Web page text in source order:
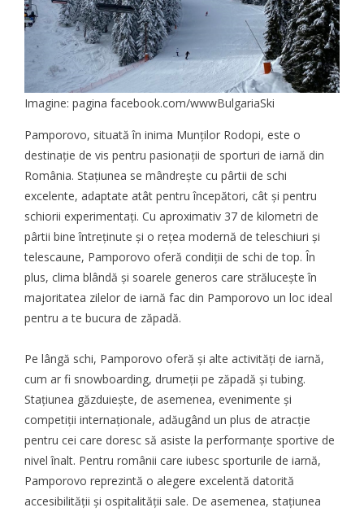
Imagine: pagina facebook.com/wwwBulgariaSki
Pamporovo, situată în inima Munților Rodopi, este o
destinație de vis pentru pasionații de sporturi de iarnă din
România. Stațiunea se mândrește cu pârtii de schi
excelente, adaptate atât pentru începători, cât și pentru
schiorii experimentați. Cu aproximativ 37 de kilometri de
pârtii bine întreținute și o rețea modernă de teleschiuri și
telescaune, Pamporovo oferă condiții de schi de top. În
plus, clima blândă și soarele generos care strălucește în
majoritatea zilelor de iarnă fac din Pamporovo un loc ideal
pentru a te bucura de zăpadă.
Pe lângă schi, Pamporovo oferă și alte activități de iarnă,
cum ar fi snowboarding, drumeții pe zăpadă și tubing.
Stațiunea găzduiește, de asemenea, evenimente și
competiții internaționale, adăugând un plus de atracție
pentru cei care doresc să asiste la performanțe sportive de
nivel înalt. Pentru românii care iubesc sporturile de iarnă,
Pamporovo reprezintă o alegere excelentă datorită
accesibilității și ospitalității sale. De asemenea, stațiunea